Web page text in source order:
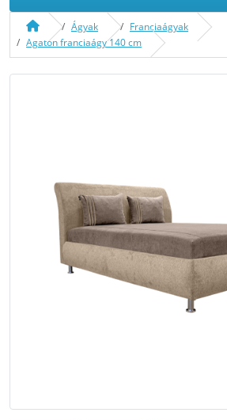
Ágyak
Franciaágyak
Agaton franciaágy 140 cm